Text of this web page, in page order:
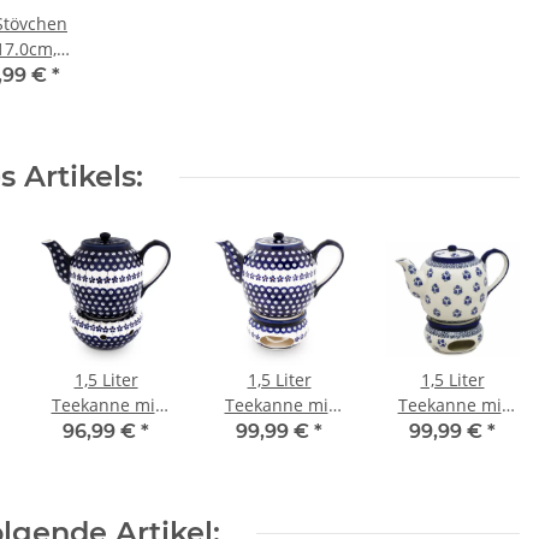
Dekor
€ *
Artikels:
1,5 Liter
Teekanne mit
Stövchen Dekor
96,99 € *
1,5 Liter
Teekanne mit
Stövchen Dekor
99,99 € *
1,5 Liter
Teekanne mit
Stövchen Dekor
99,99 € *